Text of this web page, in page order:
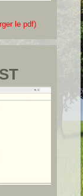
le pdf)